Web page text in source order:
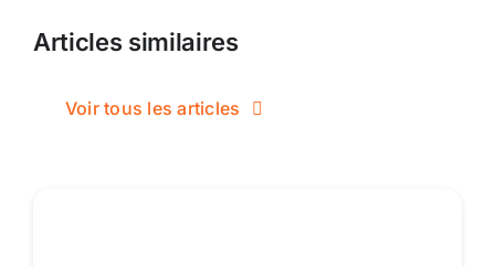
Articles similaires
Voir tous les articles